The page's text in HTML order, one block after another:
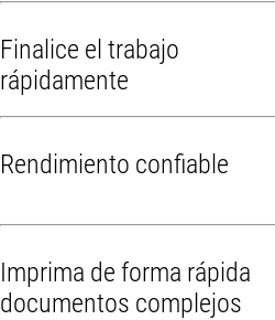
Finalice el trabajo
rápidamente
Rendimiento confiable
Imprima de forma rápida
documentos complejos